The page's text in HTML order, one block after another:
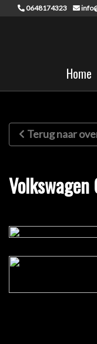
0648174323
Home
Terug naar
Volkswagen